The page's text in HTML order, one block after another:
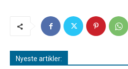
Nyeste artikler: